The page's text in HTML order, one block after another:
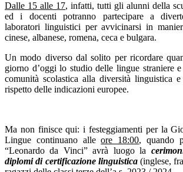
Dalle 15 alle 17, infatti, tutti gli alunni della
ed i docenti potranno partecipare a
laboratori linguistici per avvicinarsi in
cinese, albanese, romena, ceca e bulgara.
Un modo diverso dal solito per ricordare
giorno d’oggi lo studio delle lingue straniere
comunità scolastica alla diversità linguistica
rispetto delle indicazioni europee.
Ma non finisce qui: i festeggiamenti per la
Lingue continuano alleore 18:00, quando
“Leonardo da Vinci” avrà luogo la
diplomi di certificazione linguistica(inglese,